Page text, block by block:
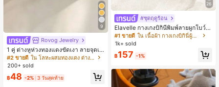
9
Rovog Jewelry
1 คู่ ต่างหูห่วงทองแดงขัดเงา ลายจุดเร
ขาคณิตสไตล์มินิมอล เหมาะสำหรับสว
มใส่ประจำวันแบบสบายๆ สำหรับผู้หญิง
#2 ขายดี
ใน โลหะผสมทองแดง ต่างหูผู้หญิง
200+ sold
฿48 -2% 3 วันสุดท้าย
26
#ชุดฤดูร้อน
Elavelle กางเกงบิกินี่พิมพ์ลายผูกโบว์เอ
วสูงสำหรับผู้หญิง, ฤดูใบไม้ผลิ/ฤดูร้อน
#1 ขายดี
ใน เนื้อผ้า กางเกงบิกินี่ผู้หญิง
1k+ sold
฿157 -1%